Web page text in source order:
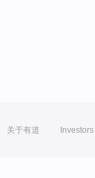
关于有道 Investors